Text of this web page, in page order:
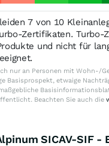
7 von 10
Zertifikaten. Turbo-
und nicht für
nur an Personen mit Wohn-/
Basisprospekt, etwaige
Beachten Sie auch die
SICAV-SIF -